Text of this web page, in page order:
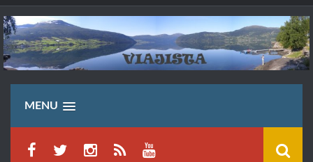
Saltar
al
contenido
MENU